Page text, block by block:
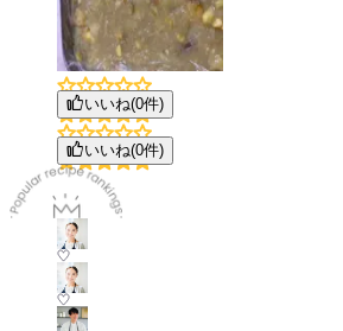
いいね(0件)
いいね(0件)